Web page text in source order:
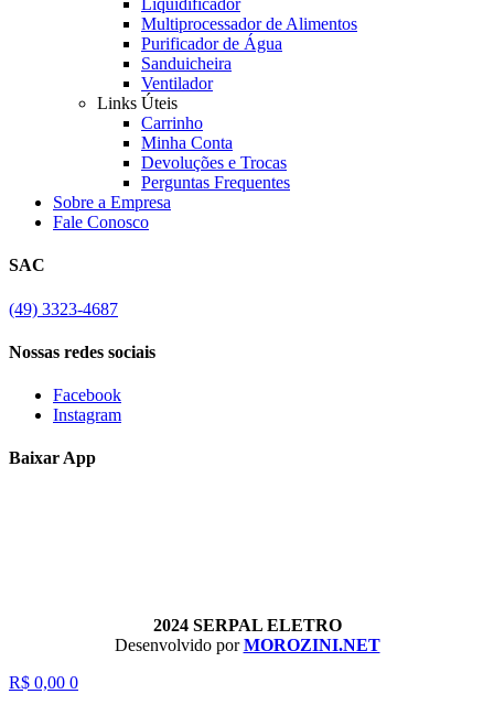
Liquidificador
Multiprocessador de Alimentos
Purificador de Água
Sanduicheira
Ventilador
Links Úteis
Carrinho
Minha Conta
Devoluções e Trocas
Perguntas Frequentes
Sobre a Empresa
Fale Conosco
SAC
(49) 3323-4687
Nossas redes sociais
Facebook
Instagram
Baixar App
2024 SERPAL ELETRO
Desenvolvido porMOROZINI.NET
R$ 0,00 0